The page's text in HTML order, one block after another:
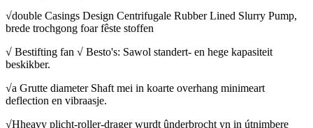
√double Casings Design Centrifugale Rubber Lined Slurry Pump,
brede trochgong foar fêste stoffen
√ Bestifting fan √ Besto's: Sawol standert- en hege kapasiteit
beskikber.
√a Grutte diameter Shaft mei in koarte overhang minimeart
deflection en vibraasje.
√Hheavy plicht-roller-drager wurdt ûnderbrocht yn in útnimbere